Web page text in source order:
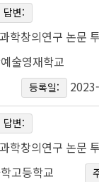
답변:
학창의연구 논문
술영재학교
등록일:
답변:
학창의연구 논문
고등학교